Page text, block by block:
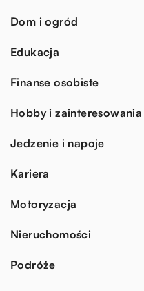
Dom i ogród
Edukacja
Finanse osobiste
Hobby i zainteresowania
Jedzenie i napoje
Kariera
Motoryzacja
Nieruchomości
Podróże